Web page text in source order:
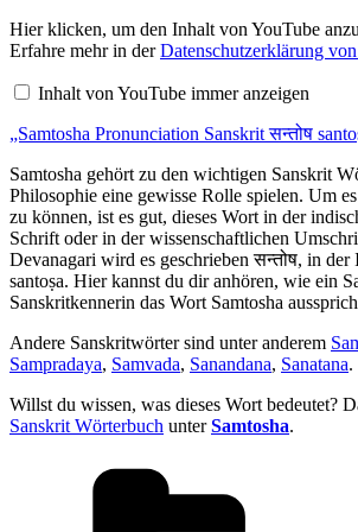
„Samtosha
Pronunciation
Sanskrit
santoṣa“
YouTube
Hier klicken, um den Inhalt von YouTube
Erfahre mehr in derDatenschutzerklärung
Inhalt von YouTube immer anzeigen
„Samtosha Pronunciation Sanskrit सन्तोष
Samtosha gehört zu den wichtigen Sanskrit
Philosophie eine gewisse Rolle spielen. Um
zu können, ist es gut, dieses Wort in der
Schrift oder in der wissenschaftlichen
Devanagari wird es geschrieben सन्तोष, in
santoṣa. Hier kannst du dir anhören, wie ein
Sanskritkennerin das Wort Samtosha
Andere Sanskritwörter sind unter anderem
Sampradaya, Samvada, Sanandana, Sanatana.
Willst du wissen, was dieses Wort bedeutet?
Sanskrit Wörterbuch unterSamtosha.